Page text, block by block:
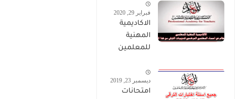
موقع وزارة
التربية
والتعليم
وموقع LMS
فبراير 29, 2020
الاكاديمية
المهنية
للمعلمين
عن اسماء
المعلمين
ديسمبر 23, 2019
امتحانات